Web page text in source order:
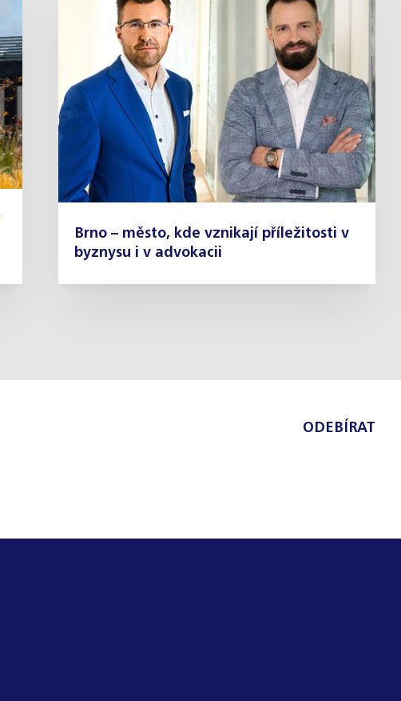
Brno – město, kde vznikají příležitosti v
byznysu i v advokacii
ODEBÍRAT